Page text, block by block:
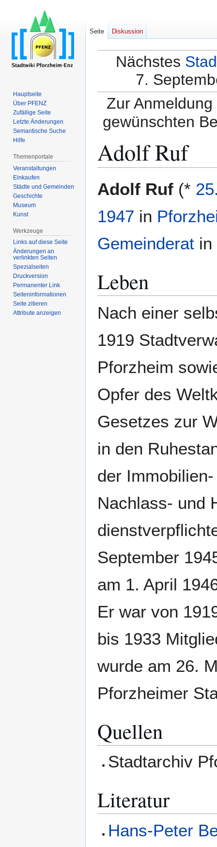
Nächstes
7.
Zur
gewünschten
Adolf Ruf
Navigation
Suche
Adolf Ruf (*
1947 in
Gemeinderat in
Leben
Nach einer
1919
Pforzheim
Opfer des
Gesetzes zur
in den
der
Nachlass- und
September
am 1. April
Er war von
bis 1933
wurde am 26.
Pforzheimer
Quellen
Stadtarchiv
Literatur
Hans-Peter
Seite Diskussion
Hauptseite
Über PFENZ
Zufällige Seite
Letzte Änderungen
Semantische Suche
Hilfe
Themenportale
Veranstaltungen
Einkaufen
Städte und Gemeinden
Geschichte
Museum
Kunst
Werkzeuge
Links auf diese Seite
Änderungen an
verlinkten Seiten
Spezialseiten
Druckversion
Permanenter Link
Seiten­­informationen
Seite zitieren
Attribute anzeigen